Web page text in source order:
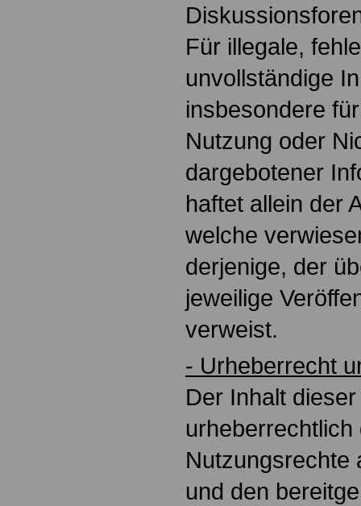
Für illegale,
unvollständige
insbesondere
Nutzung oder
dargebotener
haftet allein der
welche
derjenige, der
jeweilige
verweist.
- Urheberrecht
Der Inhalt
Nutzungsrechte
und den